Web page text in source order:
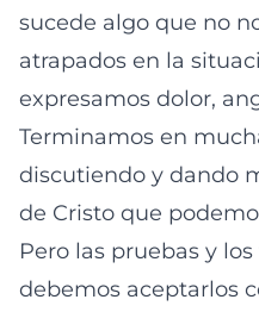
sucede algo que no
atrapados en la
expresamos dolor,
Terminamos en
discutiendo y dando
de Cristo que
Pero las pruebas y
debemos aceptarlos